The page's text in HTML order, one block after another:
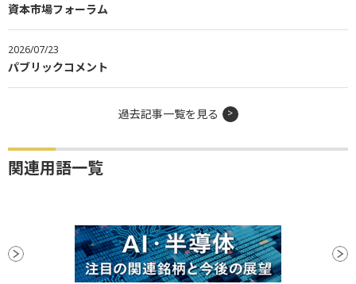
資本市場フォーラム
2026/07/23
パブリックコメント
過去記事一覧を見る
関連用語一覧